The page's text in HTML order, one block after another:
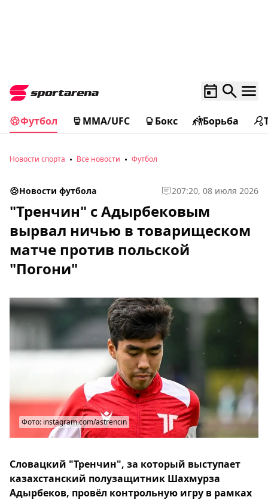
Футбол MMA/UFC Бокс Борьба
Новости спорта Все новости Футбол
Новости футбола 207:20, 08 июля 2026
"Тренчин" с Адырбековым
вырвал ничью в товарищеском
матче против польской
"Погони"
Фото: instagram.com/astrencin
Словацкий "Тренчин", за который выступает
казахстанский полузащитник Шахмурза
Адырбеков, провёл контрольную игру в рамках